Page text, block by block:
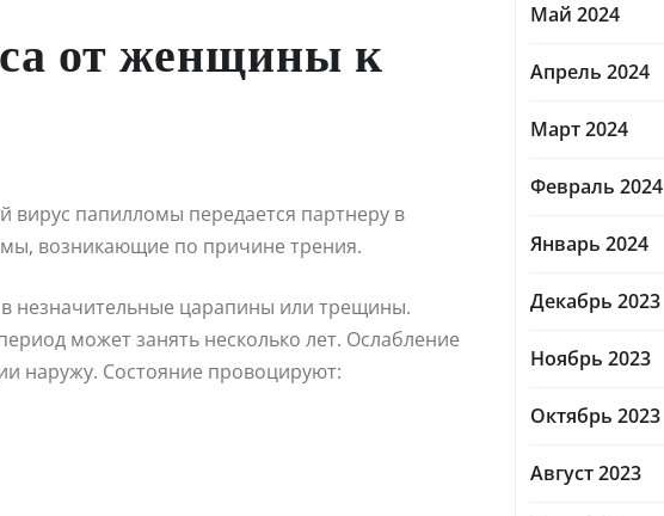
от женщины к
вирус папилломы передается партнеру в
возникающие по причине трения.
незначительные царапины или трещины.
может занять несколько лет. Ослабление
наружу. Состояние провоцируют:
Май 2024
Апрель 2024
Март 2024
Февраль 2024
Январь 2024
Декабрь 2023
Ноябрь 2023
Октябрь 2023
Август 2023